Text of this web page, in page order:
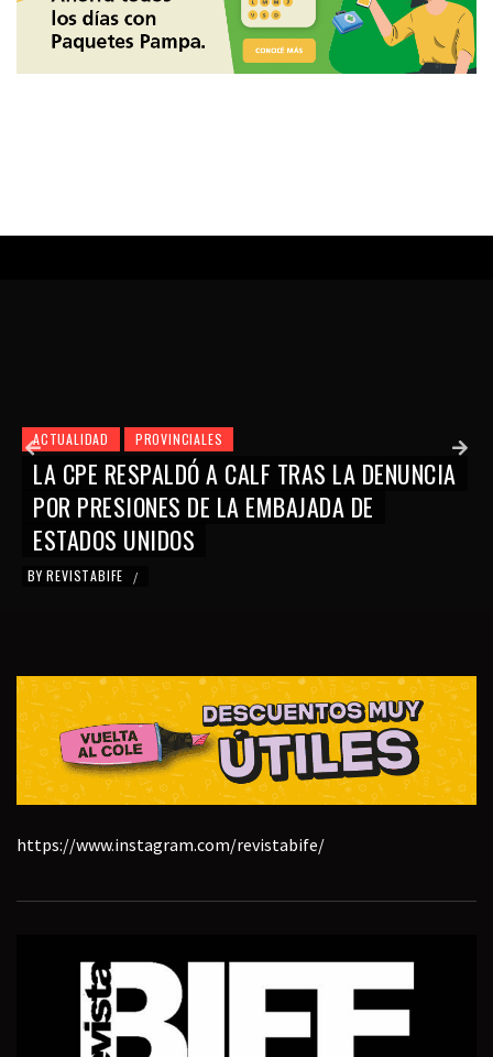
TRAS LA DENUNCIA
DE
PROVINCIALES
LA PROVINCIA Y LA
FORTALECEN UNA
https://www.instagram.com/revistabife/